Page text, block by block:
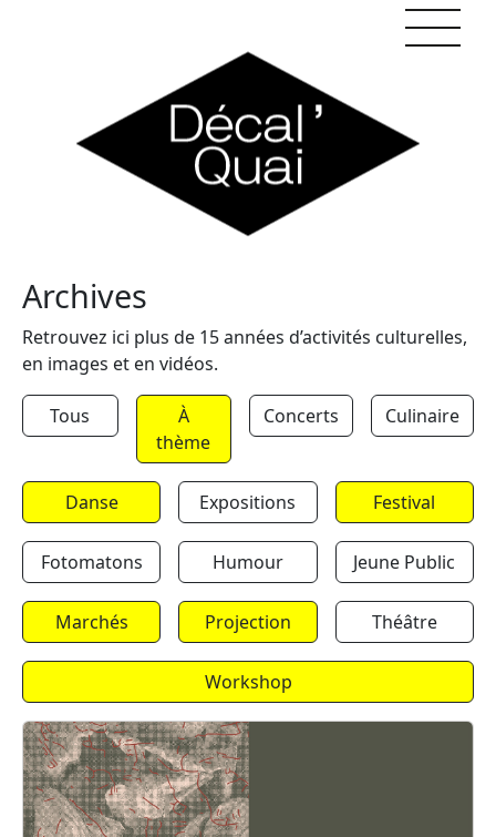
Archives
Retrouvez ici plus de 15 années d’activités culturelles,
en images et en vidéos.
Tous
À
thème
Concerts Culinaire
Danse Expositions Festival
Fotomatons Humour Jeune Public
Marchés Projection Théâtre
Workshop